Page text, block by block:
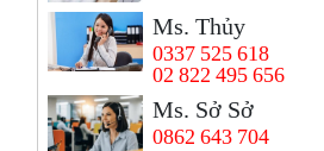
Ms. Thủy
0337 525 618
02 822 495 656
Ms. Sở Sở
0862 643 704